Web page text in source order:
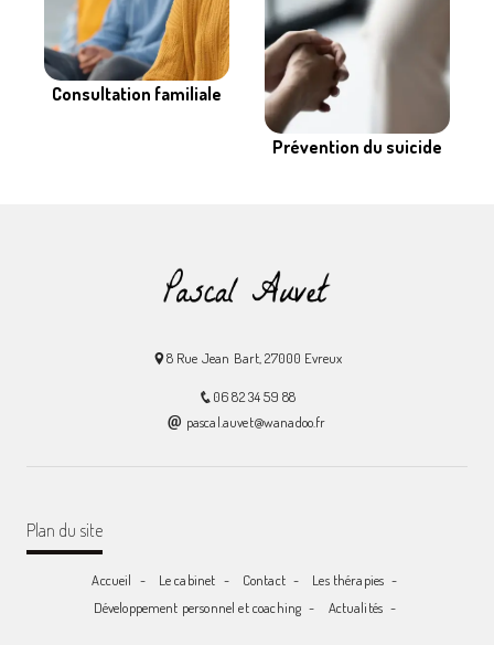
Consultation familiale
Prévention du suicide
8 Rue Jean Bart, 27000 Evreux
06 82 34 59 88
pascal.auvet@wanadoo.fr
Plan du site
Accueil Le cabinet Contact
Les thérapies
Développement personnel et coaching
Actualités